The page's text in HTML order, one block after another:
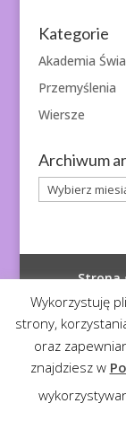
Kategorie
Akademia
Przemyślenia
Wiersze
Archiwum
Archiwum
artykułów
Strona
© 2026
Realizacja:
Wykorzystuję
strony,
oraz
znajdziesz w